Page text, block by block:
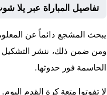
تفاصيل المباراة عبر يلا
يبحث المشجع دائماً عن
ومن ضمن ذلك، ننشر التشكيل
الحاسمة فور حدوثها.
لا تفوتوا متعة كرة القدم